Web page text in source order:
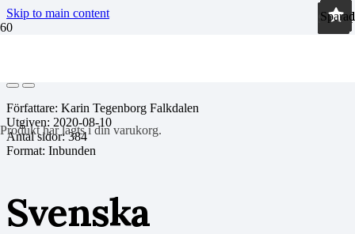
Skip to main content
Produkthar lagts i din varukorg.
Författare: Karin Tegenborg Falkdalen
Utgiven: 2020-08-10
Antal sidor:384
Format: Inbunden
Svenska
Sparad
Sparad
Sparad
Sparad
Sparad
Sparad
Sparad
Sparad
Sparad
Sparad
Sparad